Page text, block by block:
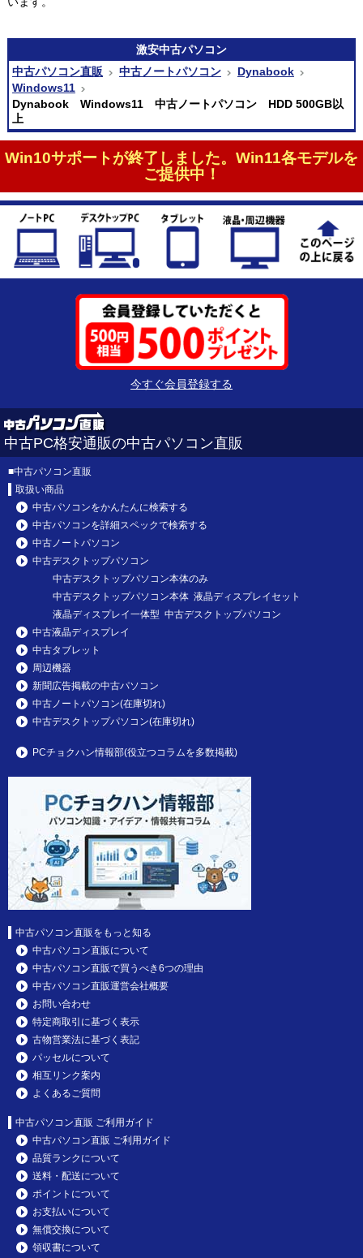
激安中古パソコン
中古パソコン直販
中古ノートパソコン
Dynabook
Windows11
Dynabook Windows11 中古ノートパソコン HDD 500GB以
上
Win10サポートが終了しました。Win11各モデルを
ご提供中！
今すぐ会員登録する
中古PC格安通販の中古パソコン直販
■中古パソコン直販
取扱い商品
中古パソコンをかんたんに検索する
中古パソコンを詳細スペックで検索する
中古ノートパソコン
中古デスクトップパソコン
中古デスクトップパソコン本体のみ
中古デスクトップパソコン本体 液晶ディスプレイセット
液晶ディスプレイ一体型 中古デスクトップパソコン
中古液晶ディスプレイ
中古タブレット
周辺機器
新聞広告掲載の中古パソコン
中古ノートパソコン(在庫切れ)
中古デスクトップパソコン(在庫切れ)
PCチョクハン情報部(役立つコラムを多数掲載)
中古パソコン直販をもっと知る
中古パソコン直販について
中古パソコン直販で買うべき6つの理由
中古パソコン直販運営会社概要
お問い合わせ
特定商取引に基づく表示
古物営業法に基づく表記
パッセルについて
相互リンク案内
よくあるご質問
中古パソコン直販 ご利用ガイド
中古パソコン直販 ご利用ガイド
品質ランクについて
送料・配送について
ポイントについて
お支払いについて
無償交換について
領収書について